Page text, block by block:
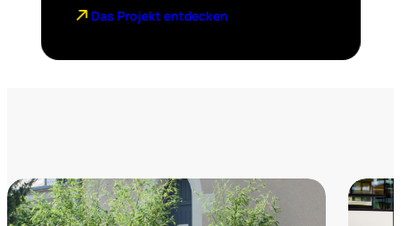
Das Projekt entdecken